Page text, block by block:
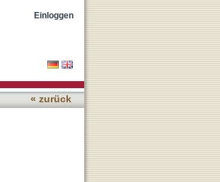
Einloggen
« zurück